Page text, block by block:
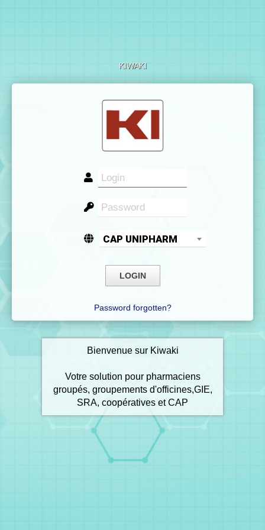
KIWAKI
CAP UNIPHARM
Password forgotten?
Bienvenue sur Kiwaki
Votre solution pour pharmaciens
groupés, groupements d'officines,GIE,
SRA, coopératives et CAP